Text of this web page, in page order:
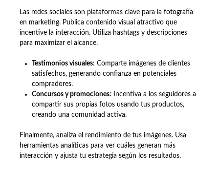
Las redes sociales son plataformas clave para la fotografía
en marketing. Publica contenido visual atractivo que
incentive la interacción. Utiliza hashtags y descripciones
para maximizar el alcance.
Testimonios visuales: Comparte imágenes de clientes
satisfechos, generando confianza en potenciales
compradores.
Concursos y promociones: Incentiva a los seguidores a
compartir sus propias fotos usando tus productos,
creando una comunidad activa.
Finalmente, analiza el rendimiento de tus imágenes. Usa
herramientas analíticas para ver cuáles generan más
interacción y ajusta tu estrategia según los resultados.